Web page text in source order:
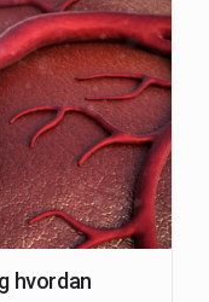
hvordan